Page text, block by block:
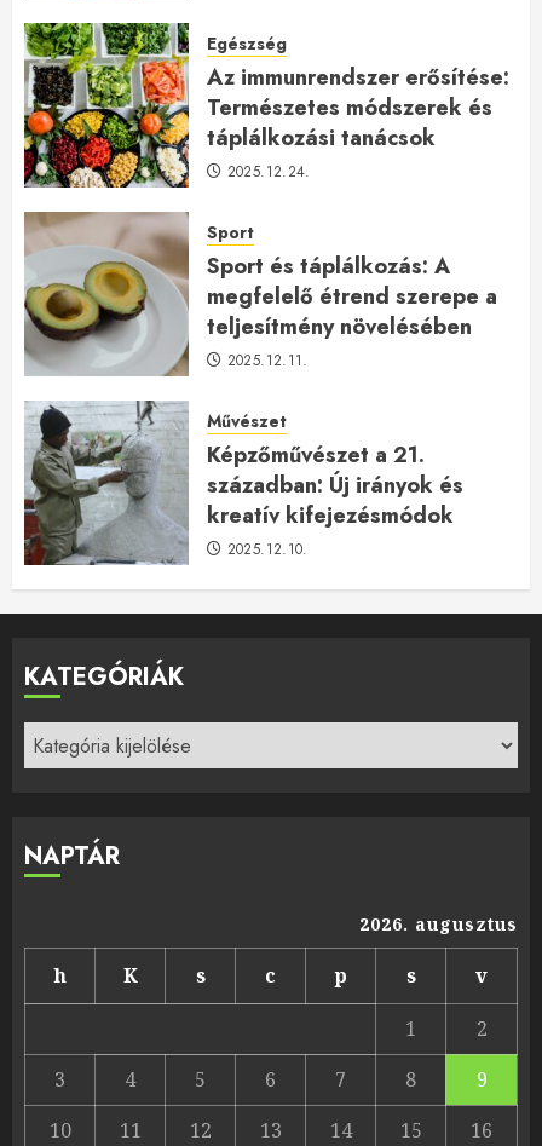
Egészség
Az immunrendszer erősítése:
Természetes módszerek és
táplálkozási tanácsok
2025.12.24.
Sport
Sport és táplálkozás: A
megfelelő étrend szerepe a
teljesítmény növelésében
2025.12.11.
Művészet
Képzőművészet a 21.
században: Új irányok és
kreatív kifejezésmódok
2025.12.10.
KATEGÓRIÁK
Kategóriák
NAPTÁR
2026. augusztus
h K s c p s
v
1
2
3
4 5 6 7 8
9
10
11 12 13 14 15 16